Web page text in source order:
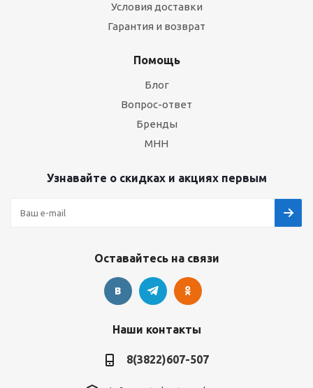
Условия доставки
Гарантия и возврат
Помощь
Блог
Вопрос-ответ
Бренды
МНН
Узнавайте о скидках и акциях первым
Оставайтесь на связи
Наши контакты
8(3822)607-507